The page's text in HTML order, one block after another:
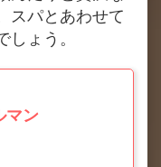
スパとあわせて
ょう。
マン